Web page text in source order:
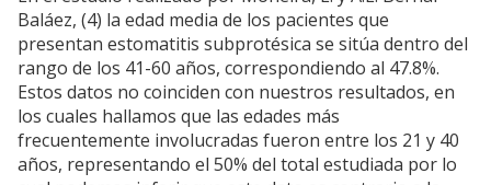
Baláez, (4) la edad media de los pacientes que
presentan estomatitis subprotésica se sitúa dentro del
rango de los 41-60 años, correspondiendo al 47.8%.
Estos datos no coinciden con nuestros resultados, en
los cuales hallamos que las edades más
frecuentemente involucradas fueron entre los 21 y 40
años, representando el 50% del total estudiada por lo